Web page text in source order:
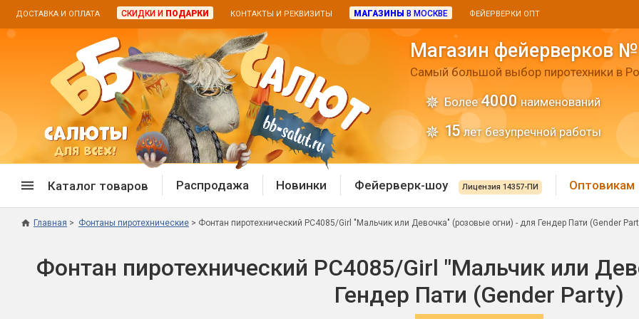
ДОСТАВКА И ОПЛАТА СКИДКИ И ПОДАРКИ КОНТАКТЫ И РЕКВИЗИТЫ МАГАЗИНЫ В МОСКВЕ ФЕЙЕРВЕРКИ ОПТ
Магазин фейерверков
Самый большой выбор пиротехники в
Более4000 наименований
15лет безупречной работы
Каталог товаров
Распродажа фейерверков
Дневные батареи
Цветной дым
Пневмохлопушки
Хлопушки и
Распродажа Новинки Фейерверк-шоу Лицензия 14357-ПИ Оптовикам
Главная Фонтаны пиротехнические Фонтан пиротехнический РС4085/Girl "Мальчик или Девочка" (розовые огни) - для Гендер Пати (Gender
Фонтан пиротехнический РС4085/Girl "Мальчик или
Гендер Пати (Gender Party)